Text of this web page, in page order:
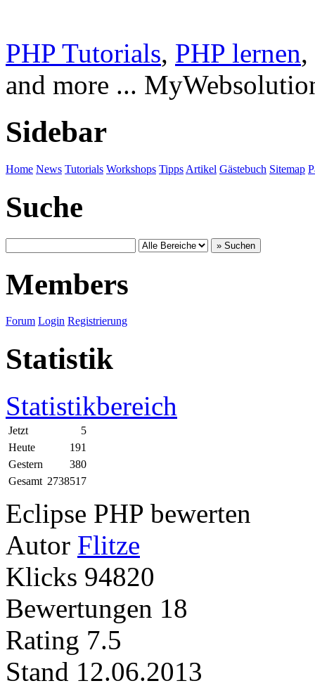
PHP Tutorials, PHP lernen,
and more ...
Sidebar
Home News Tutorials Workshops Tipps Artikel Gästebuch Sitemap
Suche
Members
Forum Login Registrierung
Statistik
Statistikbereich
Jetzt
5
Heute
191
Gestern
380
Gesamt 2738517
Eclipse PHP bewerten
Autor Flitze
Klicks 94820
Bewertungen 18
Rating 7.5
Stand 12.06.2013